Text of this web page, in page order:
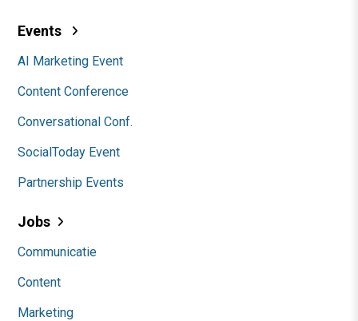
Events
AI Marketing Event
Content Conference
Conversational Conf.
SocialToday Event
Partnership Events
Jobs
Communicatie
Content
Marketing